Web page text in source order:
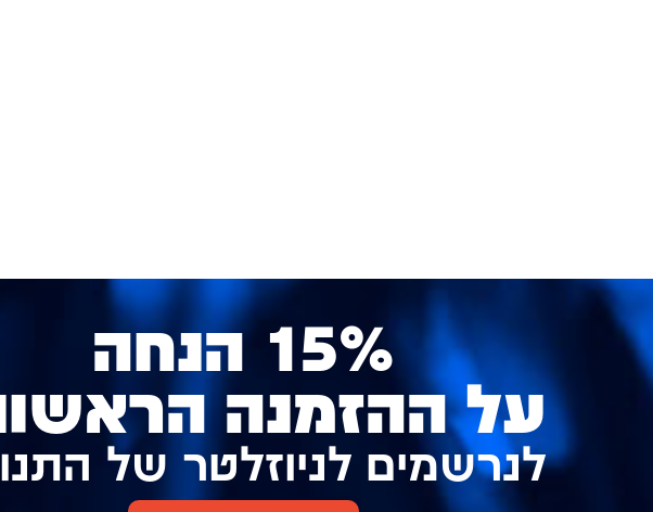
15% הנחה
על ההזמנה
לנרשמים לניוזלטר של